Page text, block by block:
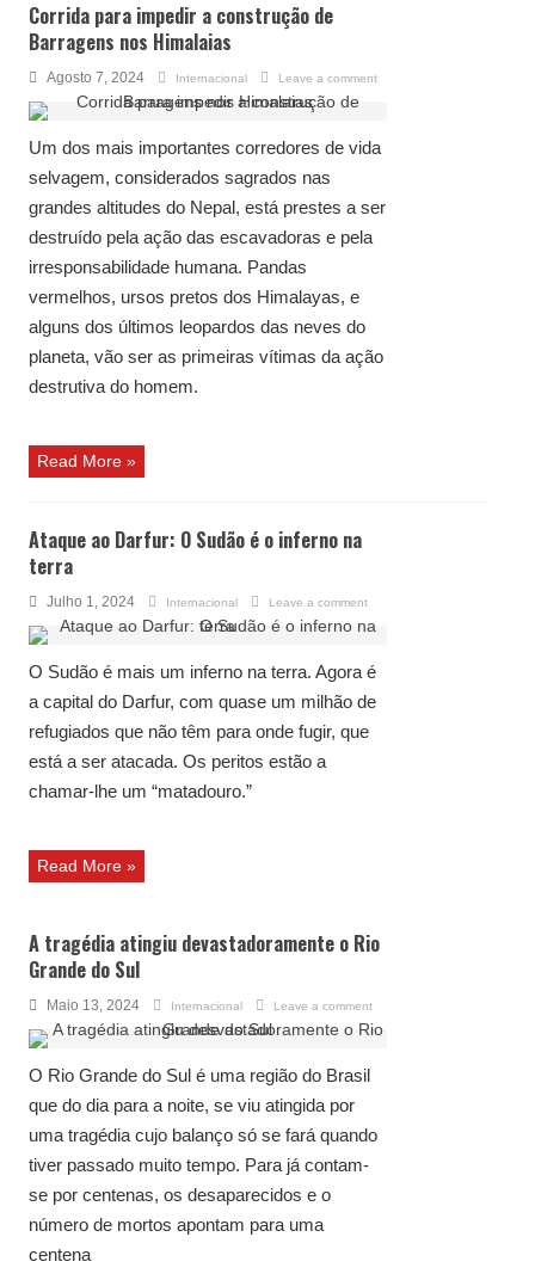
Corrida para impedir a construção de
Barragens nos Himalaias
Agosto 7, 2024 Internacional Leave a comment
Um dos mais importantes corredores de vida
selvagem, considerados sagrados nas
grandes altitudes do Nepal, está prestes a ser
destruído pela ação das escavadoras e pela
irresponsabilidade humana. Pandas
vermelhos, ursos pretos dos Himalayas, e
alguns dos últimos leopardos das neves do
planeta, vão ser as primeiras vítimas da ação
destrutiva do homem.
Read More »
Ataque ao Darfur: O Sudão é o inferno na
terra
Julho 1, 2024 Internacional Leave a comment
O Sudão é mais um inferno na terra. Agora é
a capital do Darfur, com quase um milhão de
refugiados que não têm para onde fugir, que
está a ser atacada. Os peritos estão a
chamar-lhe um “matadouro.”
Read More »
A tragédia atingiu devastadoramente o Rio
Grande do Sul
Maio 13, 2024 Internacional Leave a comment
O Rio Grande do Sul é uma região do Brasil
que do dia para a noite, se viu atingida por
uma tragédia cujo balanço só se fará quando
tiver passado muito tempo. Para já contam-
se por centenas, os desaparecidos e o
número de mortos apontam para uma
centena